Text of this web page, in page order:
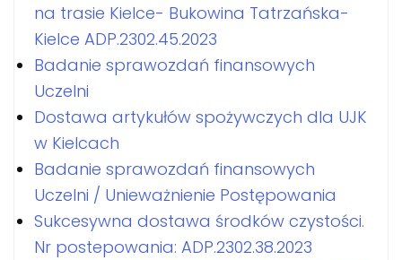
na trasie Kielce- Bukowina Tatrzańska-
Kielce ADP.2302.45.2023
Badanie sprawozdań finansowych
Uczelni
Dostawa artykułów spożywczych dla UJK
w Kielcach
Badanie sprawozdań finansowych
Uczelni / Unieważnienie Postępowania
Sukcesywna dostawa środków czystości.
Nr postepowania: ADP.2302.38.2023